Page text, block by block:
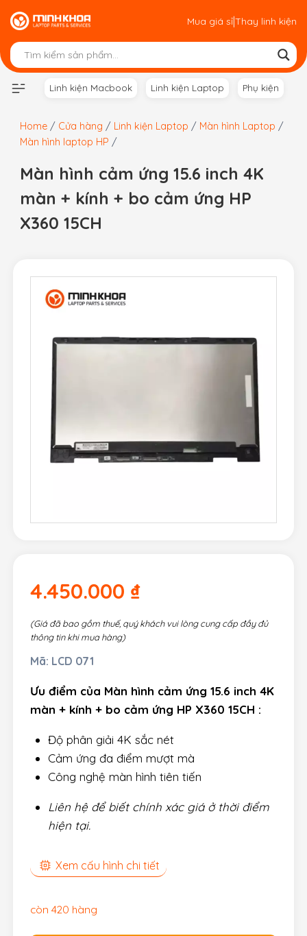
Skip
to
content
Mua giá sỉ|Thay linh kiện
Linh kiện Macbook Linh kiện Laptop Phụ kiện
Home / Cửa hàng / Linh kiện Laptop / Màn hình Laptop /
Màn hình laptop HP /
Màn hình cảm ứng 15.6 inch 4K
màn + kính + bo cảm ứng HP
X360 15CH
4.450.000 ₫
(Giá đã bao gồm thuế, quý khách vui lòng cung cấp đầy đủ
thông tin khi mua hàng)
Mã: LCD 071
Ưu điểm của Màn hình cảm ứng 15.6 inch 4K
màn + kính + bo cảm ứng HP X360 15CH :
Độ phân giải 4K sắc nét
Cảm ứng đa điểm mượt mà
Công nghệ màn hình tiên tiến
Liên hệ để biết chính xác giá ở thời điểm
hiện tại.
Xem cấu hình chi tiết
còn 420 hàng